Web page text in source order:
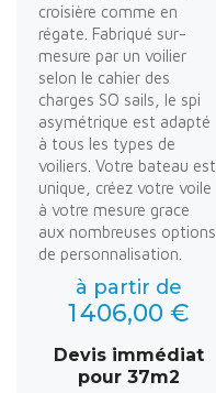
croisière comme en
régate. Fabriqué sur-
mesure par un voilier
selon le cahier des
charges SO sails, le spi
asymétrique est adapté
à tous les types de
voiliers. Votre bateau est
unique, créez votre voile
à votre mesure grace
aux nombreuses options
de personnalisation.
à partir de
1 406,00 €
Devis immédiat
pour 37m2